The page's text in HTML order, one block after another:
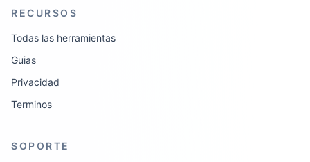
RECURSOS
Todas las herramientas
Guias
Privacidad
Terminos
SOPORTE